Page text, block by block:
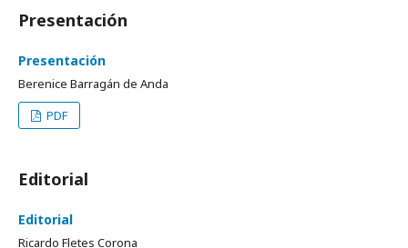
Presentación
Presentación
Berenice Barragán de Anda
PDF
Editorial
Editorial
Ricardo Fletes Corona